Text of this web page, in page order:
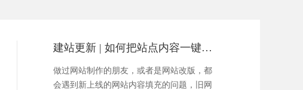
建站更新 | 如何把站点内容一键导入到新系统
做过网站制作的朋友，或者是网站改版，都
会遇到新上线的网站内容填充的问题，旧网